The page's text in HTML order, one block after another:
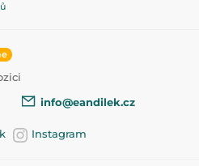
info@eandilek.cz
Instagram